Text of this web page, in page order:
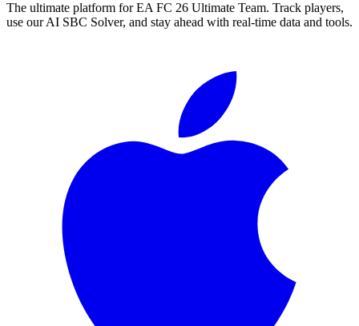
The ultimate platform for EA FC 26 Ultimate Team. Track players,
use our AI SBC Solver, and stay ahead with real-time data and tools.